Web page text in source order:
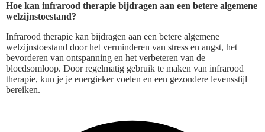
Hoe kan infrarood therapie bijdragen aan een betere algemene
welzijnstoestand?
Infrarood therapie kan bijdragen aan een betere algemene
welzijnstoestand door het verminderen van stress en angst, het
bevorderen van ontspanning en het verbeteren van de
bloedsomloop. Door regelmatig gebruik te maken van infrarood
therapie, kun je je energieker voelen en een gezondere levensstijl
bereiken.